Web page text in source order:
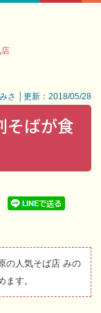
さ │更新：2018/05/28
そばが食
の人気そば店 みの
ます。